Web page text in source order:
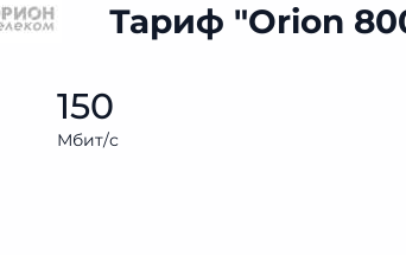
Тариф "Orion
150
Мбит/с